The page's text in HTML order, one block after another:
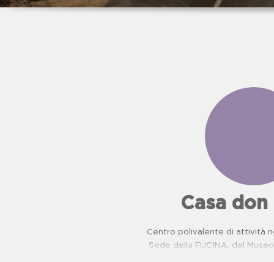
Casa don
Centro polivalente di attività
Sede della FUCINA, del